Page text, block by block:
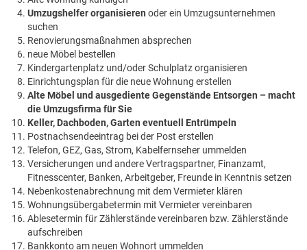
Umzugshelfer organisieren oder ein Umzugsunternehmen
suchen
Renovierungsmaßnahmen absprechen
neue Möbel bestellen
Kindergartenplatz und/oder Schulplatz organisieren
Einrichtungsplan für die neue Wohnung erstellen
Alte Möbel und ausgediente Gegenstände Entsorgen – macht
die Umzugsfirma für Sie
Keller, Dachboden, Garten eventuell Entrümpeln
Postnachsendeeintrag bei der Post erstellen
Telefon, GEZ, Gas, Strom, Kabelfernseher ummelden
Versicherungen und andere Vertragspartner, Finanzamt,
Fitnesscenter, Banken, Arbeitgeber, Freunde in Kenntnis setzen
Nebenkostenabrechnung mit dem Vermieter klären
Wohnungsübergabetermin mit Vermieter vereinbaren
Ablesetermin für Zählerstände vereinbaren bzw. Zählerstände
aufschreiben
Bankkonto am neuen Wohnort ummelden